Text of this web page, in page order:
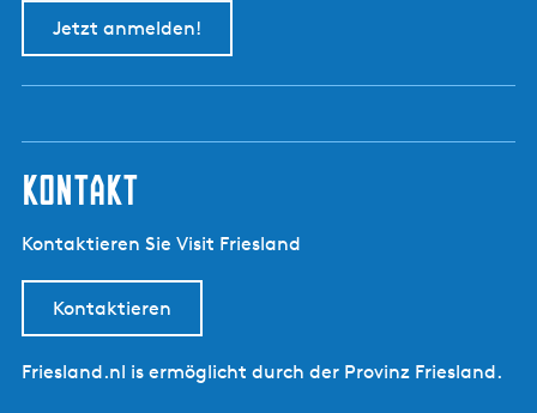
Jetzt anmelden!
kontakt
Kontaktieren Sie Visit Friesland
Kontaktieren
Friesland.nl is ermöglicht durch der Provinz Friesland.